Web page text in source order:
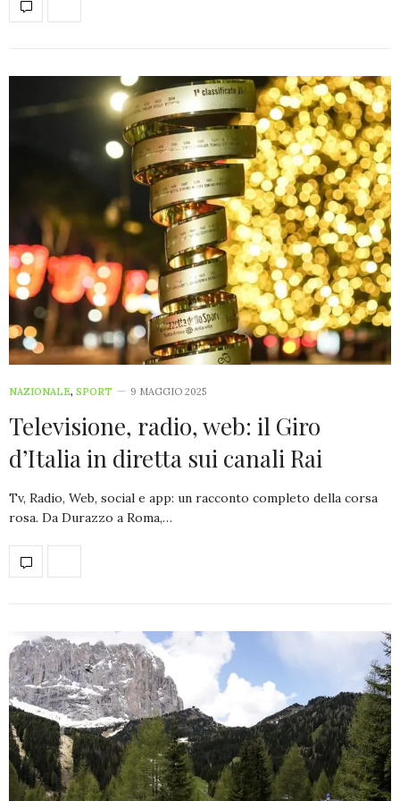
NAZIONALE, SPORT 9 MAGGIO 2025
Televisione, radio, web: il Giro
d’Italia in diretta sui canali Rai
Tv, Radio, Web, social e app: un racconto completo della corsa
rosa. Da Durazzo a Roma,…